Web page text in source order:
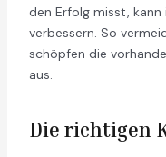
den Erfolg misst,
verbessern. So
schöpfen die
aus.
Die richtigen